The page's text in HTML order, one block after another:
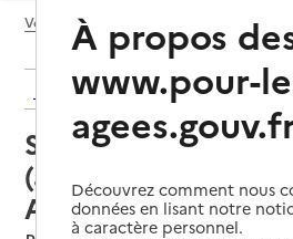
Voir le fil d’Ariane
Retour aux résultats de
Service autonomie
(aide) – Services de
Assoa
À propos
www.pour-
Découvrez comment nous
données en lisant notre
à caractère personnel.